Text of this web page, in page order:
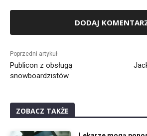
Poprzedni artykuł
Publicon z obsługą
snowboardzistów
ZOBACZ TAKŻE